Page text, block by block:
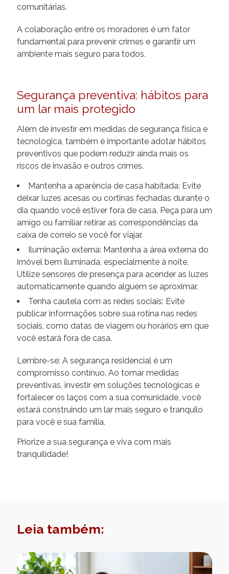
comunitárias.
A colaboração entre os moradores é um fator
fundamental para prevenir crimes e garantir um
ambiente mais seguro para todos.
Segurança preventiva: hábitos para
um lar mais protegido
Além de investir em medidas de segurança física e
tecnológica, também é importante adotar hábitos
preventivos que podem reduzir ainda mais os
riscos de invasão e outros crimes.
Mantenha a aparência de casa habitada: Evite
deixar luzes acesas ou cortinas fechadas durante o
dia quando você estiver fora de casa. Peça para um
amigo ou familiar retirar as correspondências da
caixa de correio se você for viajar.
Iluminação externa: Mantenha a área externa do
imóvel bem iluminada, especialmente à noite.
Utilize sensores de presença para acender as luzes
automaticamente quando alguém se aproximar.
Tenha cautela com as redes sociais: Evite
publicar informações sobre sua rotina nas redes
sociais, como datas de viagem ou horários em que
você estará fora de casa.
Lembre-se: A segurança residencial é um
compromisso contínuo. Ao tomar medidas
preventivas, investir em soluções tecnológicas e
fortalecer os laços com a sua comunidade, você
estará construindo um lar mais seguro e tranquilo
para você e sua família.
Priorize a sua segurança e viva com mais
tranquilidade!
Leia também: